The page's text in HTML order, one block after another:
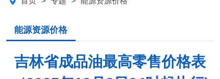
能源资源价格
吉林省成品油最高零售价格表